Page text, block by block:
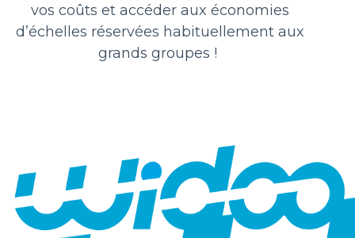
Contactez-nous
> hello@widoo.eu
PREVIOUS ARTICLE
vos coûts et accéder aux économies
d’échelles réservées habituellement aux
grands groupes !